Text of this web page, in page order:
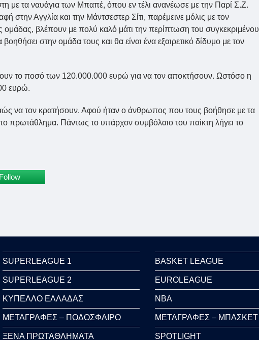
με τα ναυάγια των Μπαπέ, όπου εν τέλι ανανέωσε με την Παρί Σ.Ζ.
στην Αγγλία και την Μάντσεστερ Σίτι, παρέμεινε μόλις με τον
βλέπουν με πολύ καλό μάτι την περίπτωση του συγκεκριμένου
στην ομάδα τους και θα είναι ένα εξαιρετικό δίδυμο με τον
το ποσό των 120.000.000 ευρώ για να τον αποκτήσουν. Ωστόσο η
ευρώ.
να τον κρατήσουν. Αφού ήταν ο άνθρωπος που τους βοήθησε με τα
πρωτάθλημα. Πάντως το υπάρχον συμβόλαιο του παίκτη λήγει το
Follow
SUPERLEAGUE 1
SUPERLEAGUE 2
ΚΥΠΕΛΛΟ ΕΛΛΑΔΑΣ
ΜΕΤΑΓΡΑΦΕΣ – ΠΟΔΟΣΦΑΙΡΟ
ΞΕΝΑ ΠΡΩΤΑΘΛΗΜΑΤΑ
BASKET LEAGUE
EUROLEAGUE
NBA
ΜΕΤΑΓΡΑΦΕΣ – ΜΠΑΣΚΕΤ
SPOTLIGHT